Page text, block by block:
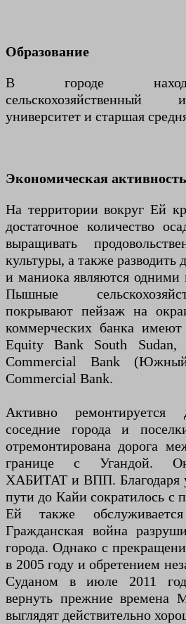
Образование
В городе
университет и старшая
Экономическая активность
На территории вокруг Ей
достаточное количество
выращивать
культуры, а также
и маниока являются одними
Пышные
покрывают пейзаж на
коммерческих банка
Equity Bank South
Commercial Bank
Commercial Bank.
Активно
соседние города и
отремонтирована дорога
границе с Угандой. Он
ХАБИТАТ и ВПП. Благодаря
пути до Кайи сократилось с
Ей также
Гражданская война
города. Однако с
в 2005 году и обретением
Суданом в июле 2011
вернуть прежние времена
выглядят действительно